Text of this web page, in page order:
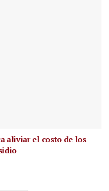
aliviar el costo de los